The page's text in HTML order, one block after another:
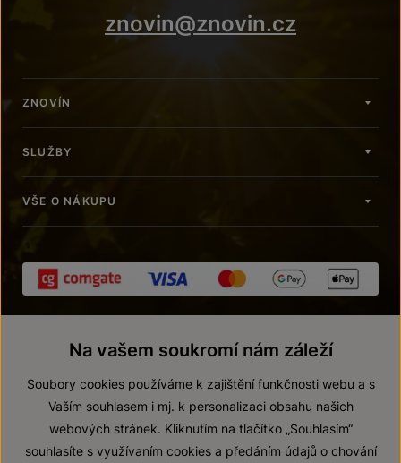
znovin@znovin.cz
ZNOVÍN
SLUŽBY
VŠE O NÁKUPU
© 2026 ZNOVÍN ZNOJMO, a. s.
Na vašem soukromí nám záleží
Soubory cookies používáme k zajištění funkčnosti webu a s
Vaším souhlasem i mj. k personalizaci obsahu našich
webových stránek. Kliknutím na tlačítko „Souhlasím“
souhlasíte s využívaním cookies a předáním údajů o chování